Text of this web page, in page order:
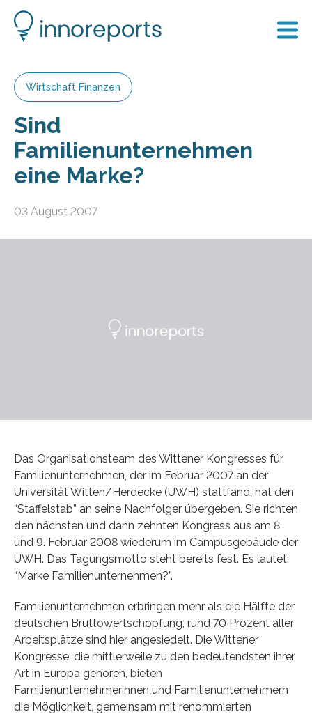
Wirtschaft Finanzen
Sind
Familienunternehmen
eine Marke?
03 August 2007
Das Organisationsteam des Wittener Kongresses für
Familienunternehmen, der im Februar 2007 an der
Universität Witten/Herdecke (UWH) stattfand, hat den
“Staffelstab” an seine Nachfolger übergeben. Sie richten
den nächsten und dann zehnten Kongress aus am 8.
und 9. Februar 2008 wiederum im Campusgebäude der
UWH. Das Tagungsmotto steht bereits fest. Es lautet:
“Marke Familienunternehmen?”.
Familienunternehmen erbringen mehr als die Hälfte der
deutschen Bruttowertschöpfung, rund 70 Prozent aller
Arbeitsplätze sind hier angesiedelt. Die Wittener
Kongresse, die mittlerweile zu den bedeutendsten ihrer
Art in Europa gehören, bieten
Familienunternehmerinnen und Familienunternehmern
die Möglichkeit, gemeinsam mit renommierten